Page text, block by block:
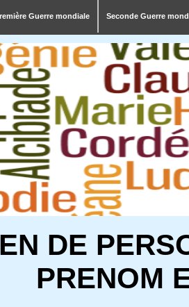
Guerre mondiale Seconde Guerre
DE
PRENOM